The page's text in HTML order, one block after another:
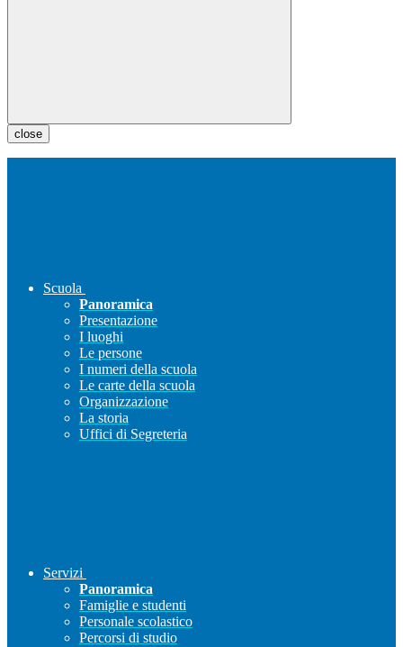
close
Scuola
Panoramica
Presentazione
I luoghi
Le persone
I numeri della scuola
Le carte della scuola
Organizzazione
La storia
Uffici di Segreteria
Servizi
Panoramica
Famiglie e studenti
Personale scolastico
Percorsi di studio